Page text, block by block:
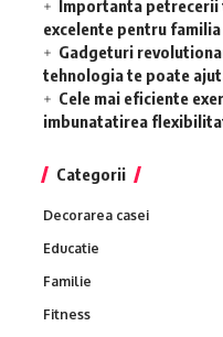
Importanta
excelente pentru
Gadgeturi
tehnologia te poate
Cele mai eficiente
imbunatatirea
Categorii
Decorarea casei
Educatie
Familie
Fitness